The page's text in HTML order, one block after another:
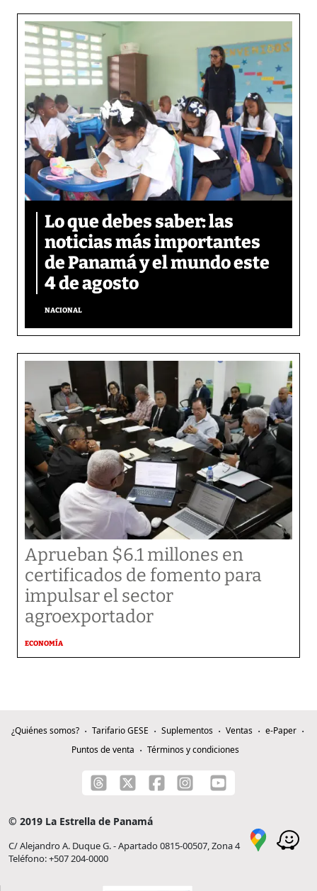
Lo que debes saber: las
noticias más importantes
de Panamá y el mundo este
4 de agosto
NACIONAL
Aprueban $6.1 millones en
certificados de fomento para
impulsar el sector
agroexportador
ECONOMÍA
¿Quiénes somos? Tarifario GESE Suplementos Ventas
e-Paper
Puntos de venta
Términos y condiciones
© 2019 La Estrella de Panamá
C/ Alejandro A. Duque G. - Apartado 0815-00507, Zona 4
Teléfono: +507 204-0000